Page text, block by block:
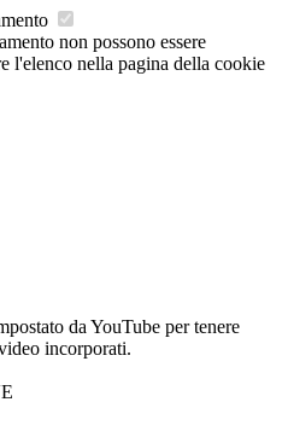
non possono essere
l'elenco nella pagina della cookie
da YouTube per tenere
incorporati.